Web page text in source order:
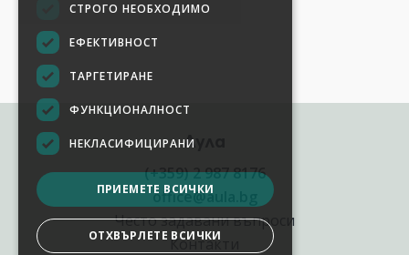
Аула
(+359) 2 987 8176
office@aula.bg
Често задавани въпроси
Контакти
СТРОГО НЕОБХОДИМО
ЕФЕКТИВНОСТ
ТАРГЕТИРАНЕ
ФУНКЦИОНАЛНОСТ
НЕКЛАСИФИЦИРАНИ
ПРИЕМЕТЕ ВСИЧКИ
ОТХВЪРЛЕТЕ ВСИЧКИ